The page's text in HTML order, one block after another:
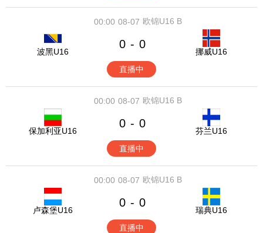
08-07
00:00 欧锦U16 B
波黑U16
0 - 0
挪威U16
直播中
08-07
00:00 欧锦U16 B
保加利亚U16
0 - 0
芬兰U16
直播中
08-07
00:00 欧锦U16 B
卢森堡U16
0 - 0
瑞典U16
直播中